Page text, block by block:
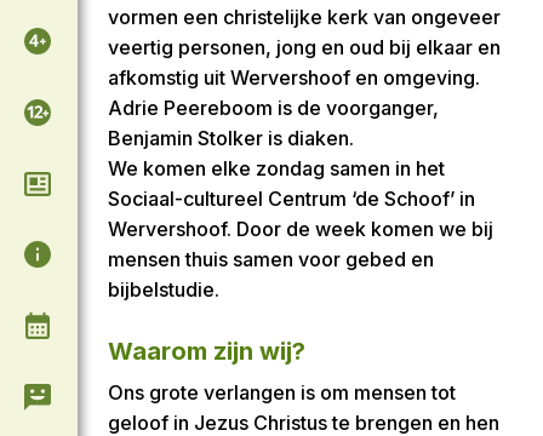
vormen een christelijke kerk van ongeveer
veertig personen, jong en oud bij elkaar en
afkomstig uit Wervershoof en omgeving.
Adrie Peereboom is de voorganger,
Benjamin Stolker is diaken.
We komen elke zondag samen in het
Sociaal-cultureel Centrum ‘de Schoof’ in
Wervershoof. Door de week komen we bij
mensen thuis samen voor gebed en
bijbelstudie.
Waarom zijn wij?
Ons grote verlangen is om mensen tot
geloof in Jezus Christus te brengen en hen
Voor de kinderen
Voor de tieners
Column van Adrie
Algemene informatie
Contact & Informatie